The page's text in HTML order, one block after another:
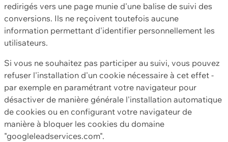
redirigés vers une page munie d'une balise de suivi des
conversions. Ils ne reçoivent toutefois aucune
information permettant d'identifier personnellement les
utilisateurs.
Si vous ne souhaitez pas participer au suivi, vous pouvez
refuser l'installation d'un cookie nécessaire à cet effet -
par exemple en paramétrant votre navigateur pour
désactiver de manière générale l'installation automatique
de cookies ou en configurant votre navigateur de
manière à bloquer les cookies du domaine
"googleleadservices.com".